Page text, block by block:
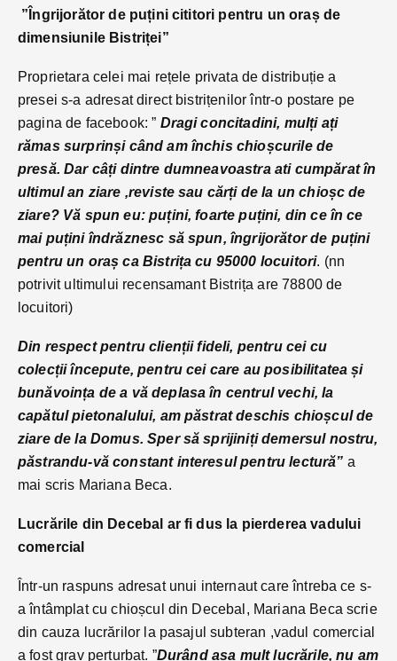
”Îngrijorător de puțini cititori pentru un oraș de
dimensiunile Bistriței”
Proprietara celei mai rețele privata de distribuție a
presei s-a adresat direct bistrițenilor într-o postare pe
pagina de facebook: ” Dragi concitadini, mulți ați
rămas surprinși când am închis chioșcurile de
presă. Dar câți dintre dumneavoastra ati cumpărat în
ultimul an ziare ,reviste sau cărți de la un chioșc de
ziare? Vă spun eu: puțini, foarte puțini, din ce în ce
mai puțini îndrăznesc să spun, îngrijorător de puțini
pentru un oraș ca Bistrița cu 95000 locuitori. (nn
potrivit ultimului recensamant Bistrița are 78800 de
locuitori)
Din respect pentru clienții fideli, pentru cei cu
colecții începute, pentru cei care au posibilitatea și
bunăvoința de a vă deplasa în centrul vechi, la
capătul pietonalului, am păstrat deschis chioșcul de
ziare de la Domus. Sper să sprijiniți demersul nostru,
păstrandu-vă constant interesul pentru lectură” a
mai scris Mariana Beca.
Lucrările din Decebal ar fi dus la pierderea vadului
comercial
Într-un raspuns adresat unui internaut care întreba ce s-
a întâmplat cu chioșcul din Decebal, Mariana Beca scrie
din cauza lucrărilor la pasajul subteran ,vadul comercial
a fost grav perturbat. ”Durând așa mult lucrările, nu am